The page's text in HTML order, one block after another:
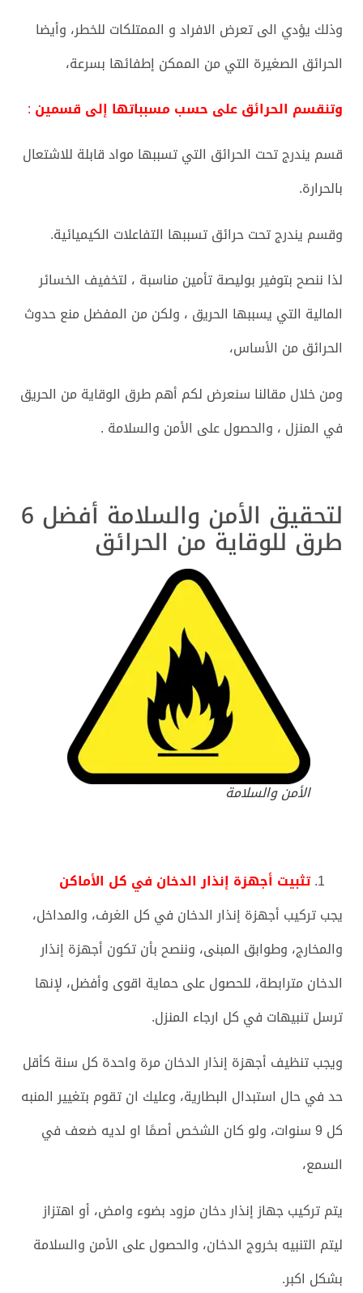
وذلك يؤدي الى تعرض الافراد و الممتلكات للخطر، وأيضا
الحرائق الصغيرة التي من الممكن إطفائها بسرعة،
وتنقسم الحرائق على حسب مسبباتها إلى قسمين :
قسم يندرج تحت الحرائق التي تسببها مواد قابلة للاشتعال
بالحرارة.
وقسم يندرج تحت حرائق تسببها التفاعلات الكيميائية.
لذا ننصح بتوفير بوليصة تأمين مناسبة ، لتخفيف الخسائر
المالية التي يسببها الحريق ، ولكن من المفضل منع حدوث
الحرائق من الأساس،
ومن خلال مقالنا سنعرض لكم أهم طرق الوقاية من الحريق
في المنزل ، والحصول على الأمن والسلامة .
لتحقيق الأمن والسلامة أفضل 6
طرق للوقاية من الحرائق
الأمن والسلامة
تثبيت أجهزة إنذار الدخان في كل الأماكن
يجب تركيب أجهزة إنذار الدخان في كل الغرف، والمداخل،
والمخارج، وطوابق المبنى، وننصح بأن تكون أجهزة إنذار
الدخان مترابطة، للحصول على حماية اقوى وأفضل، لإنها
ترسل تنبيهات في كل ارجاء المنزل.
ويجب تنظيف أجهزة إنذار الدخان مرة واحدة كل سنة كأقل
حد في حال استبدال البطارية، وعليك ان تقوم بتغيير المنبه
كل 9 سنوات، ولو كان الشخص أصمًا او لديه ضعف في
السمع،
يتم تركيب جهاز إنذار دخان مزود بضوء وامض، أو اهتزاز
ليتم التنبيه بخروج الدخان، والحصول على الأمن والسلامة
بشكل اكبر.